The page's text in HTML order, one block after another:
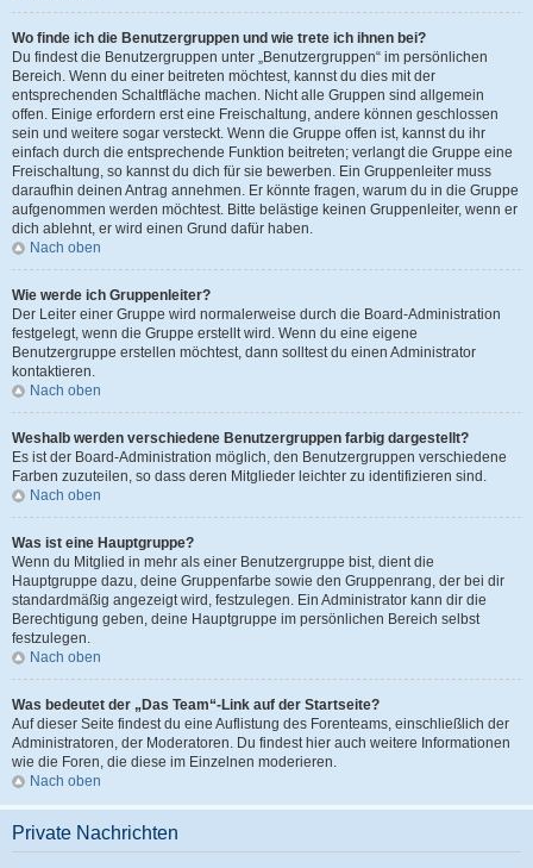
Wo finde ich die Benutzergruppen und wie trete ich ihnen bei?
Du findest die Benutzergruppen unter „Benutzergruppen“ im persönlichen
Bereich. Wenn du einer beitreten möchtest, kannst du dies mit der
entsprechenden Schaltfläche machen. Nicht alle Gruppen sind allgemein
offen. Einige erfordern erst eine Freischaltung, andere können geschlossen
sein und weitere sogar versteckt. Wenn die Gruppe offen ist, kannst du ihr
einfach durch die entsprechende Funktion beitreten; verlangt die Gruppe eine
Freischaltung, so kannst du dich für sie bewerben. Ein Gruppenleiter muss
daraufhin deinen Antrag annehmen. Er könnte fragen, warum du in die Gruppe
aufgenommen werden möchtest. Bitte belästige keinen Gruppenleiter, wenn er
dich ablehnt, er wird einen Grund dafür haben.
Nach oben
Wie werde ich Gruppenleiter?
Der Leiter einer Gruppe wird normalerweise durch die Board-Administration
festgelegt, wenn die Gruppe erstellt wird. Wenn du eine eigene
Benutzergruppe erstellen möchtest, dann solltest du einen Administrator
kontaktieren.
Nach oben
Weshalb werden verschiedene Benutzergruppen farbig dargestellt?
Es ist der Board-Administration möglich, den Benutzergruppen verschiedene
Farben zuzuteilen, so dass deren Mitglieder leichter zu identifizieren sind.
Nach oben
Was ist eine Hauptgruppe?
Wenn du Mitglied in mehr als einer Benutzergruppe bist, dient die
Hauptgruppe dazu, deine Gruppenfarbe sowie den Gruppenrang, der bei dir
standardmäßig angezeigt wird, festzulegen. Ein Administrator kann dir die
Berechtigung geben, deine Hauptgruppe im persönlichen Bereich selbst
festzulegen.
Nach oben
Was bedeutet der „Das Team“-Link auf der Startseite?
Auf dieser Seite findest du eine Auflistung des Forenteams, einschließlich der
Administratoren, der Moderatoren. Du findest hier auch weitere Informationen
wie die Foren, die diese im Einzelnen moderieren.
Nach oben
Private Nachrichten